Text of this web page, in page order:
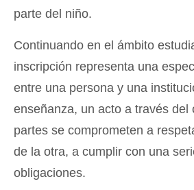
parte del niño.
Continuando en el ámbito
inscripción representa una
entre una persona y una
enseñanza, un acto a través del
partes se comprometen a
de la otra, a cumplir con una
obligaciones.